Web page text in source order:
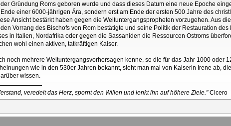
Gründung Roms geboren wurde und dass dieses Datum eine neue Epoche
einer 6000-jährigen Ära, sondern erst am Ende der ersten 500 Jahre des
Ansicht bestärkt haben gegen die Weltuntergangspropheten vorzugehen. Aus
Vorrang des Bischofs von Rom bestätigte und seine Politik der Restauration
in Italien, Nordafrika oder gegen die Sassaniden die Ressourcen Ostroms
wohl einen aktiven, tatkräftigen Kaiser.
noch mehrere Weltuntergangsvorhersagen kenne, so die für das Jahr 1000 oder
wie in den 530er Jahren bekannt, sieht man mal von Kaiserin Irene ab,
wissen.
veredelt das Herz, spornt den Willen und lenkt ihn auf höhere Ziele."Cicero